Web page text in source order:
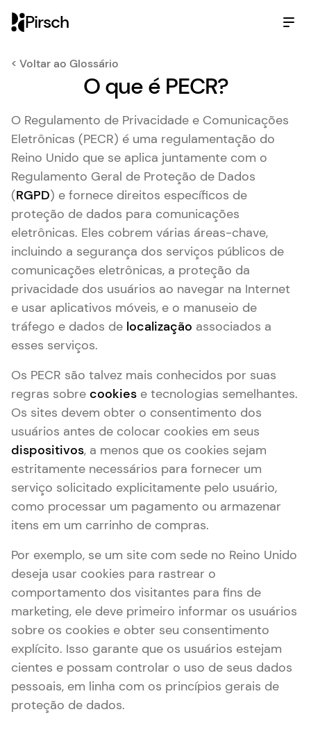
Pirsch
< Voltar ao Glossário
O que é PECR?
O Regulamento de Privacidade e Comunicações
Eletrônicas (PECR) é uma regulamentação do
Reino Unido que se aplica juntamente com o
Regulamento Geral de Proteção de Dados
(RGPD) e fornece direitos específicos de
proteção de dados para comunicações
eletrônicas. Eles cobrem várias áreas-chave,
incluindo a segurança dos serviços públicos de
comunicações eletrônicas, a proteção da
privacidade dos usuários ao navegar na Internet
e usar aplicativos móveis, e o manuseio de
tráfego e dados de localização associados a
esses serviços.
Os PECR são talvez mais conhecidos por suas
regras sobre cookies e tecnologias semelhantes.
Os sites devem obter o consentimento dos
usuários antes de colocar cookies em seus
dispositivos, a menos que os cookies sejam
estritamente necessários para fornecer um
serviço solicitado explicitamente pelo usuário,
como processar um pagamento ou armazenar
itens em um carrinho de compras.
Por exemplo, se um site com sede no Reino Unido
deseja usar cookies para rastrear o
comportamento dos visitantes para fins de
marketing, ele deve primeiro informar os usuários
sobre os cookies e obter seu consentimento
explícito. Isso garante que os usuários estejam
cientes e possam controlar o uso de seus dados
pessoais, em linha com os princípios gerais de
proteção de dados.